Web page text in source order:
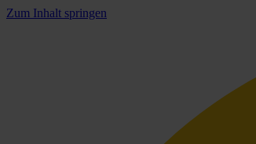
Zum Inhalt springen